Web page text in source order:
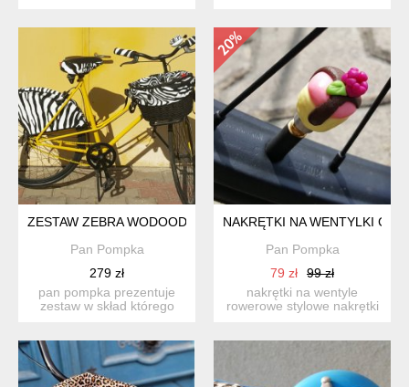
ZESTAW ZEBRA WODOODPORNA
Pan Pompka
279 zł
pan pompka prezentuje
zestaw w skład którego
NAKRĘTKI NA WENTYLKI
Pan Pompka
79 zł
99 zł
nakrętki na wentyle
rowerowe stylowe nakrętki